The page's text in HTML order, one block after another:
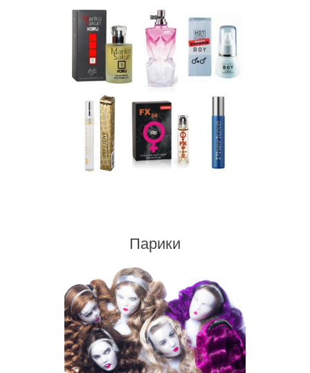
Парики